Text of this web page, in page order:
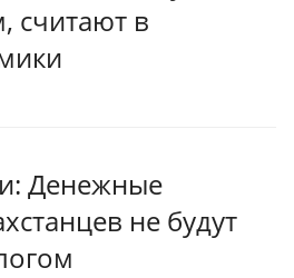
считают в
Денежные
не будут